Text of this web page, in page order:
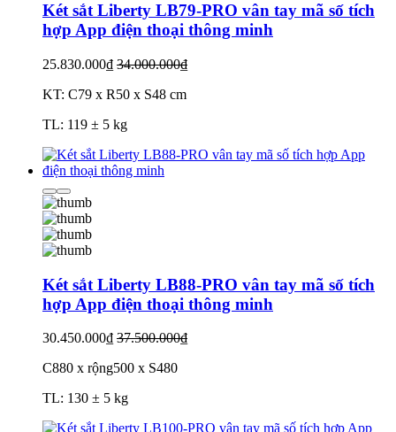
Két sắt Liberty LB79-PRO vân tay mã số tích
hợp App điện thoại thông minh
25.830.000₫ 34.000.000₫
KT: C79 x R50 x S48 cm
TL: 119 ± 5 kg
Két sắt Liberty LB88-PRO vân tay mã số tích
hợp App điện thoại thông minh
30.450.000₫ 37.500.000₫
C880 x rộng500 x S480
TL: 130 ± 5 kg